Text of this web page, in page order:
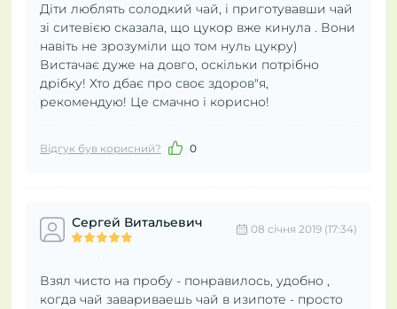
Діти люблять солодкий чай, і приготувавши чай
зі ситевією сказала, що цукор вже кинула . Вони
навіть не зрозуміли що том нуль цукру)
Вистачає дуже на довго, оскільки потрібно
дрібку! Хто дбає про своє здоров"я,
рекомендую! Це смачно і корисно!
Відгук був корисний? 0
Сергей Витальевич 08 cічня 2019 (17:34)
Взял чисто на пробу - понравилось, удобно ,
когда чай завариваешь чай в изипоте - просто